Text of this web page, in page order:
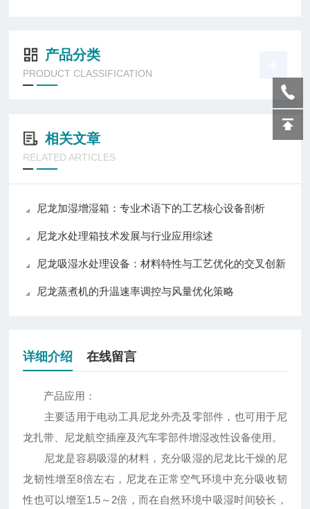
产品分类
PRODUCT CLASSIFICATION
相关文章
RELATED ARTICLES
尼龙加湿增湿箱：专业术语下的工艺核心设备剖析
尼龙水处理箱技术发展与行业应用综述
尼龙吸湿水处理设备：材料特性与工艺优化的交叉创新
尼龙蒸煮机的升温速率调控与风量优化策略
详细介绍 在线留言
产品应用：
主要适用于电动工具尼龙外壳及零部件，也可用于尼
龙扎带、尼龙航空插座及汽车零部件增湿改性设备使用。
尼龙是容易吸湿的材料，充分吸湿的尼龙比干燥的尼
龙韧性增至8倍左右，尼龙在正常空气环境中充分吸收韧
性也可以增至1.5～2倍，而在自然环境中吸湿时间较长，